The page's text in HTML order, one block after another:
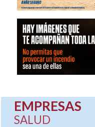
EMPRESAS
SALUD